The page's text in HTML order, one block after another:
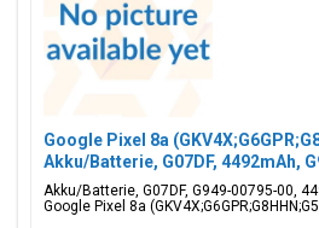
Google Pixel 8a
Akku/Batterie, G07DF, 4492mAh,
Akku/Batterie, G07DF, G949-00795-00,
Google Pixel 8a